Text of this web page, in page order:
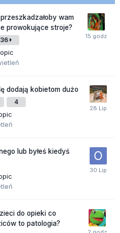
wam
prowokujące stroje?
36
dodają kobietom dużo
4
lub byłeś kiedyś
do opieki co
to patologia?